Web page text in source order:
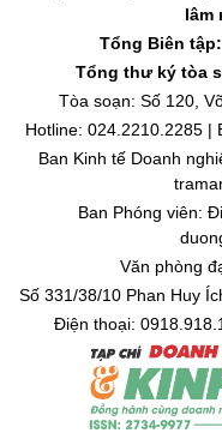
lâm
Tổng Biên
Tổng thư ký tòa
Tòa soạn: Số 120,
Hotline: 024.2210.2285 |
Ban Kinh tế Doanh
Ban Phóng viên:
Văn phòng
Số 331/38/10 Phan Huy
Điện thoại: